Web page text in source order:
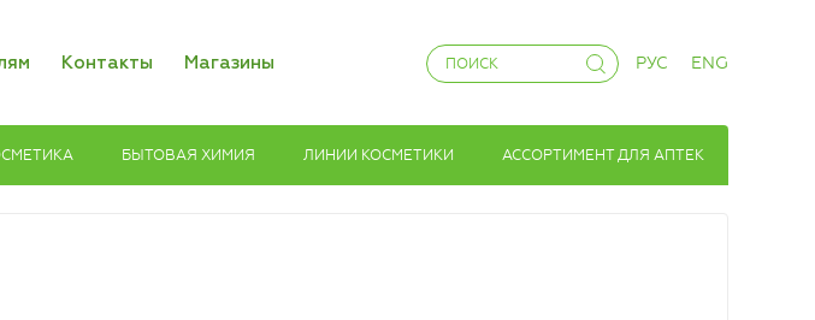
Контакты Магазины РУС ENG
БЫТОВАЯ ХИМИЯ ЛИНИИ КОСМЕТИКИ АССОРТИМЕНТ ДЛЯ АПТЕК